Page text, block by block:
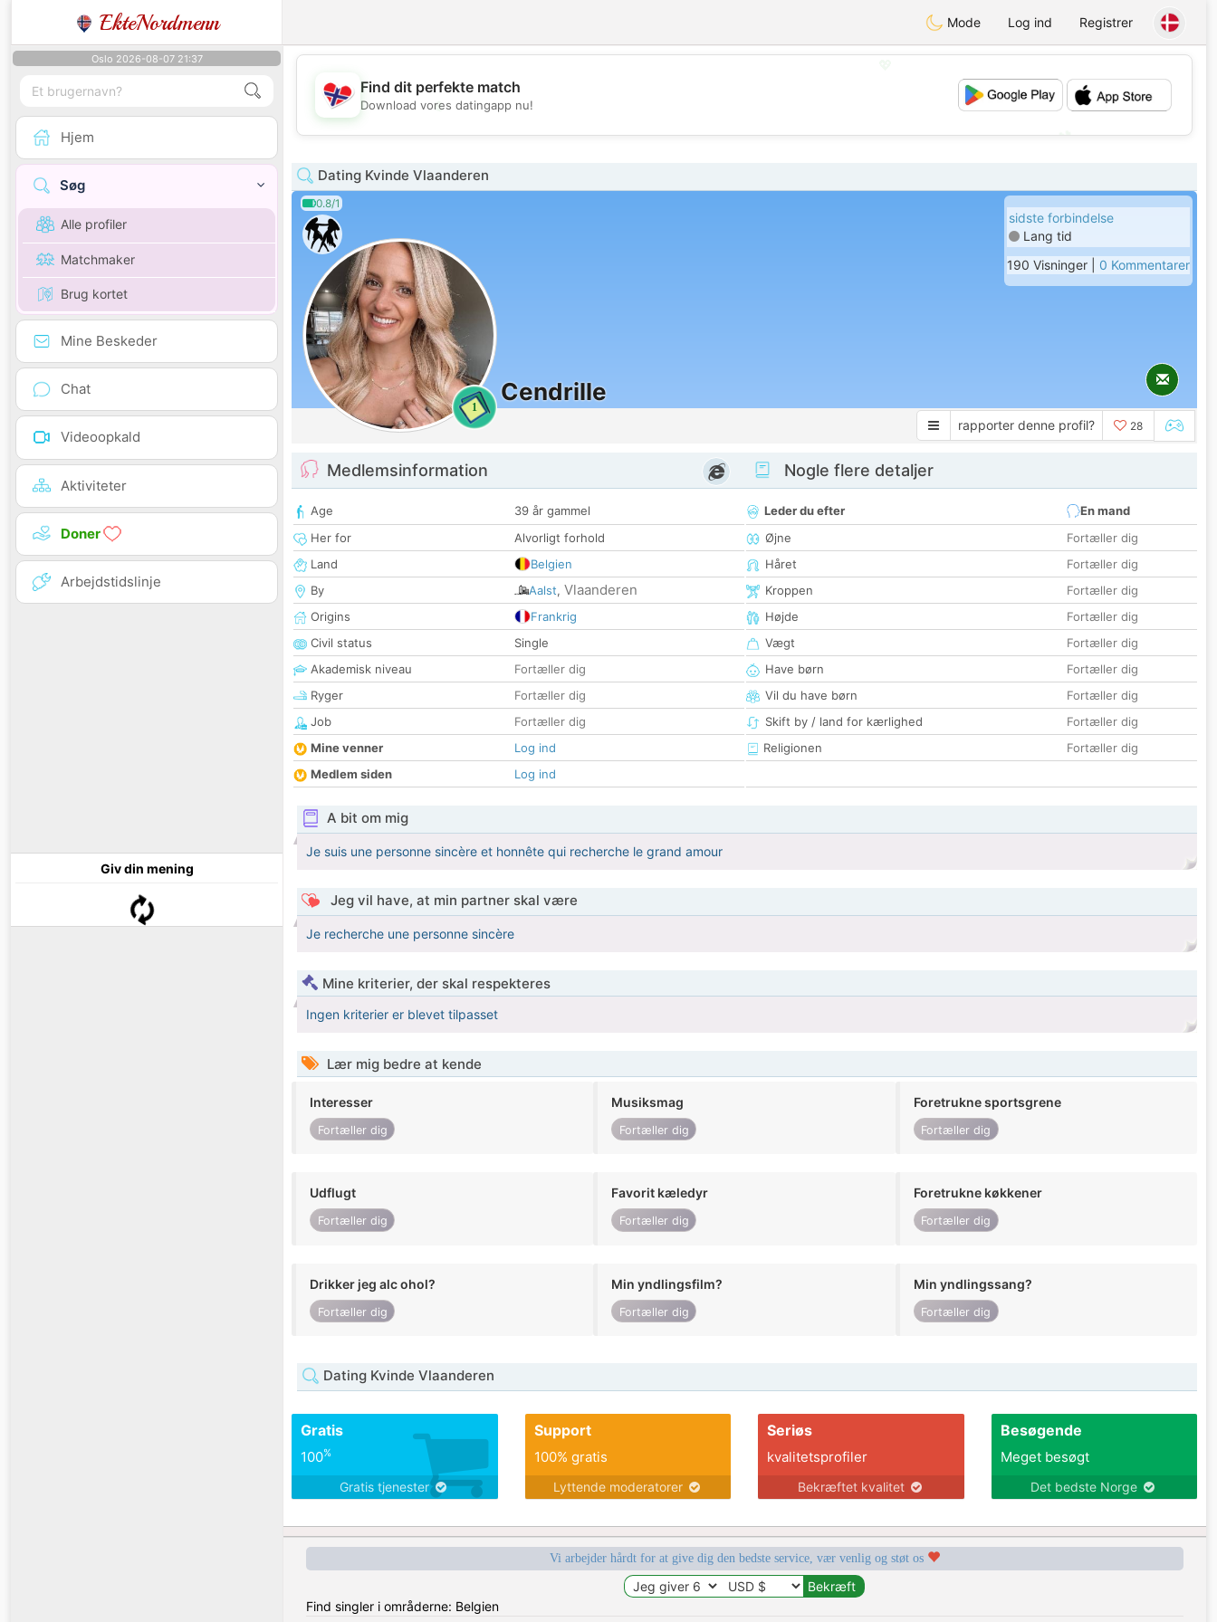
EkteNordmenn Mode Log ind Registrer
Oslo 2026-08-07 21:37
Hjem
Søg
Alle profiler
Matchmaker
Brug kortet
Mine Beskeder
Chat
Videoopkald
Aktiviteter
Doner
Arbejdstidslinje
Giv din mening
💖
Find dit perfekte match
Download vores datingapp nu!
Dating Kvinde Vlaanderen
0.8/1
1
Cendrille
sidste forbindelse
Lang tid
190 Visninger | 0 Kommentarer
rapporter denne profil? 28
Medlemsinformation
Age
39 år gammel
Her for
Alvorligt forhold
Land
Belgien
By
Aalst, Vlaanderen
Origins
Frankrig
Civil status
Single
Akademisk niveau
Fortæller dig
Ryger
Fortæller dig
Job
Fortæller dig
Mine venner
Log ind
Medlem siden
Log ind
Nogle flere detaljer
Leder du efter
En mand
Øjne
Fortæller dig
Håret
Fortæller dig
Kroppen
Fortæller dig
Højde
Fortæller dig
Vægt
Fortæller dig
Have børn
Fortæller dig
Vil du have børn
Fortæller dig
Skift by / land for kærlighed
Fortæller dig
Religionen
Fortæller dig
A bit om mig
Je suis une personne sincère et honnête qui recherche le grand amour
Jeg vil have, at min partner skal være
Je recherche une personne sincère
Mine kriterier, der skal respekteres
Ingen kriterier er blevet tilpasset
Lær mig bedre at kende
Interesser
Fortæller dig
Musiksmag
Fortæller dig
Foretrukne sportsgrene
Fortæller dig
Udflugt
Fortæller dig
Favorit kæledyr
Fortæller dig
Foretrukne køkkener
Fortæller dig
Drikker jeg alc ohol?
Fortæller dig
Min yndlingsfilm?
Fortæller dig
Min yndlingssang?
Fortæller dig
Dating Kvinde Vlaanderen
Gratis
100%
Gratis tjenester
Support
100% gratis
Lyttende moderatorer
Seriøs
kvalitetsprofiler
Bekræftet kvalitet
Besøgende
Meget besøgt
Det bedste Norge
Vi arbejder hårdt for at give dig den bedste service, vær venlig og støt os
Find singler i områderne: Belgien